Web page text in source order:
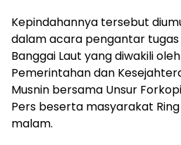
Kepindahannya tersebut
dalam acara pengantar tugas
Banggai Laut yang diwakili
Pemerintahan dan
Musnin bersama Unsur
Pers beserta masyarakat
malam.